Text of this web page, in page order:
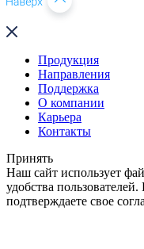
Продукция
Направления
Поддержка
О компании
Карьера
Контакты
Принять
Наш сайт использует
удобства
подтверждаете свое